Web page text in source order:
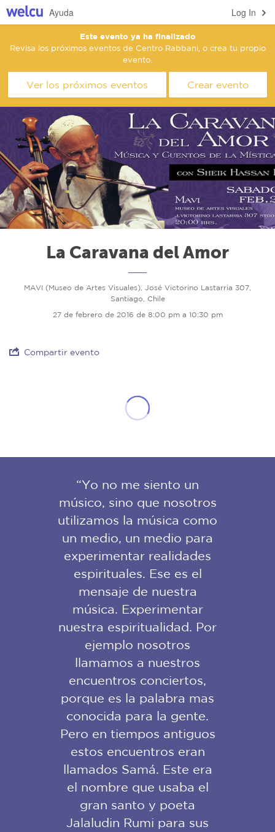
Log In
Ayuda
Este evento ya ha finalizado
Revisa los próximos eventos de Centro Rabbani, o crea tu propio
evento.
Ver los próximos eventos Crear evento
La Caravana del Amor
MAVI (Museo de Artes Visuales), José Victorino Lastarria 307,
Santiago, Chile
27 de febrero de 2016 de 8:00 pm a 10:30 pm
Compartir evento
“Yo no me siento un
músico, sino que nosotros
utilizamos la música como
un medio, un medio para
experimentar realidades
espirituales. Ese es el
mensaje de nuestra
música. Experimentar
nuestra espiritualidad. Por
ejemplo nosotros
llamamos a nuestros
encuentros conciertos,
porque es la palabra mas
conocida para la gente.
Pero en tiempos antiguos
estos encuentros eran
llamados Samá. Este era
el nombre que usaba el
gran santo y poeta
Jalaludin Rumi para sus